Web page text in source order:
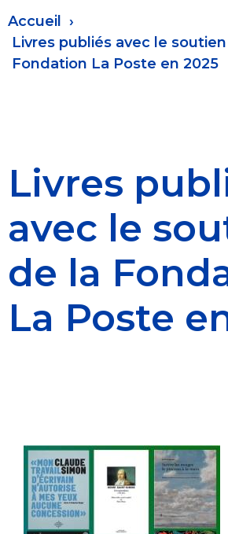
Fil
d'Ariane
Accueil
Livres publiés avec le
Fondation La Poste en 2025
Livres
avec le
de la
La Poste